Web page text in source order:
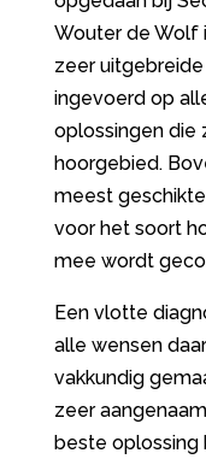
Wouter de Wolf
zeer
ingevoerd op
oplossingen die
hoorgebied.
meest
voor het soort
mee wordt
Een vlotte
alle wensen
vakkundig
zeer
beste oplossing